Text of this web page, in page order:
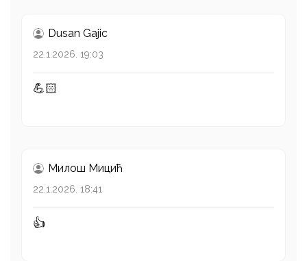
Dusan Gajic
22.1.2026. 19:03
💪🏻
Милош Mицић
22.1.2026. 18:41
👍